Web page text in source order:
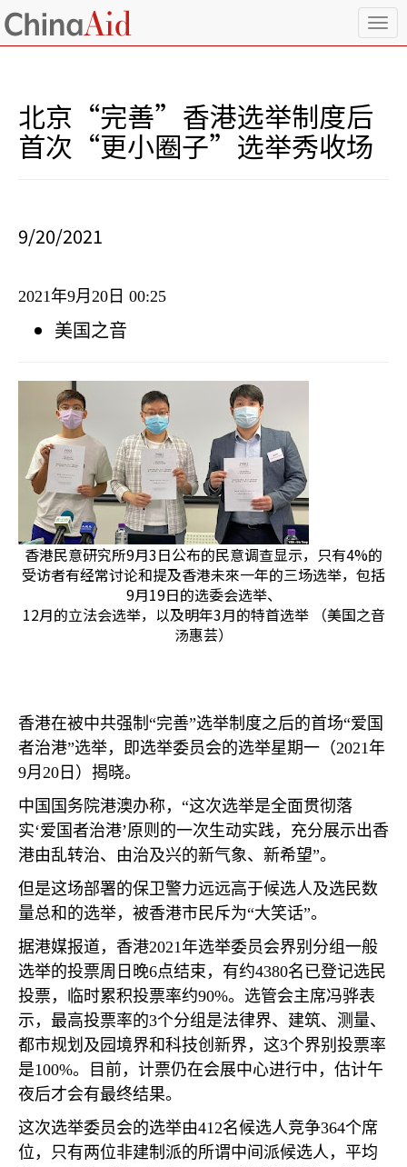
T
o
北京“完善”香港选举制度后
首次“更小圈子”选举秀收场
9/20/2021
2021年9月 20 日 00:25
美国之音
香港民意研究所9月3日公布的民意调查显示，只有4%的
受访者有经常讨论和提及香港未來一年的三场选举，包括
9月19日的选委会选举、
12月的立法会选举，以及明年3月的特首选举 （美国之音
汤惠芸）
香港在被中共强制“完善”选举制度之后的首场“爱国
者治港”选举，即选举委员会的选举星期一（2021年
9月 20 日）揭晓。
中国国务院港澳办称，“这次选举是全面贯彻落
实‘爱国者治港’原则的一次生动实践，充分展示出香
港由乱转治、由治及兴的新气象、新希望”。
但是这场部署的保卫警力远远高于候选人及选民数
量总和的选举，被香港市民斥为“大笑话”。
据港媒报道，香港2021年选举委员会界别分组一般
选举的投票周日晚6点结束，有约4380名已登记选民
投票，临时累积投票率约90%。选管会主席冯骅表
示，最高投票率的3个分组是法律界、建筑、测量、
都市规划及园境界和科技创新界，这3个界别投票率
是100%。目前，计票仍在会展中心进行中，估计午
夜后才会有最终结果。
这次选举委员会的选举由412名候选人竞争364个席
位，只有两位非建制派的所谓中间派候选人，平均